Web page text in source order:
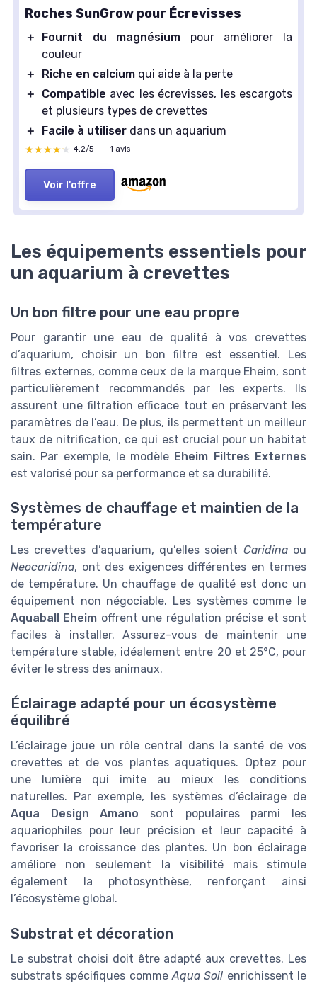
Roches SunGrow pour Écrevisses
＋ Fournit du magnésium pour améliorer la
couleur
＋
Riche en calcium qui aide à la perte
＋
Compatible avec les écrevisses, les escargots
et plusieurs types de crevettes
＋
Facile à utiliser dans un aquarium
★★★★★
★★★★★ 4,2/5 — 1 avis
Voir l'offre
Les équipements essentiels pour
un aquarium à crevettes
Un bon filtre pour une eau propre
Pour garantir une eau de qualité à vos crevettes
d’aquarium, choisir un bon filtre est essentiel. Les
filtres externes, comme ceux de la marque Eheim, sont
particulièrement recommandés par les experts. Ils
assurent une filtration efficace tout en préservant les
paramètres de l’eau. De plus, ils permettent un meilleur
taux de nitrification, ce qui est crucial pour un habitat
sain. Par exemple, le modèle Eheim Filtres Externes
est valorisé pour sa performance et sa durabilité.
Systèmes de chauffage et maintien de la
température
Les crevettes d’aquarium, qu’elles soient Caridinaou
Neocaridina, ont des exigences différentes en termes
de température. Un chauffage de qualité est donc un
équipement non négociable. Les systèmes comme le
Aquaball Eheim offrent une régulation précise et sont
faciles à installer. Assurez-vous de maintenir une
température stable, idéalement entre 20 et 25°C, pour
éviter le stress des animaux.
Éclairage adapté pour un écosystème
équilibré
L’éclairage joue un rôle central dans la santé de vos
crevettes et de vos plantes aquatiques. Optez pour
une lumière qui imite au mieux les conditions
naturelles. Par exemple, les systèmes d’éclairage de
Aqua Design Amano sont populaires parmi les
aquariophiles pour leur précision et leur capacité à
favoriser la croissance des plantes. Un bon éclairage
améliore non seulement la visibilité mais stimule
également la photosynthèse, renforçant ainsi
l’écosystème global.
Substrat et décoration
Le substrat choisi doit être adapté aux crevettes. Les
substrats spécifiques comme Aqua Soil enrichissent le